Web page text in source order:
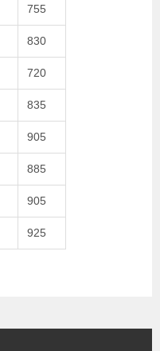
755
830
720
835
905
885
905
925